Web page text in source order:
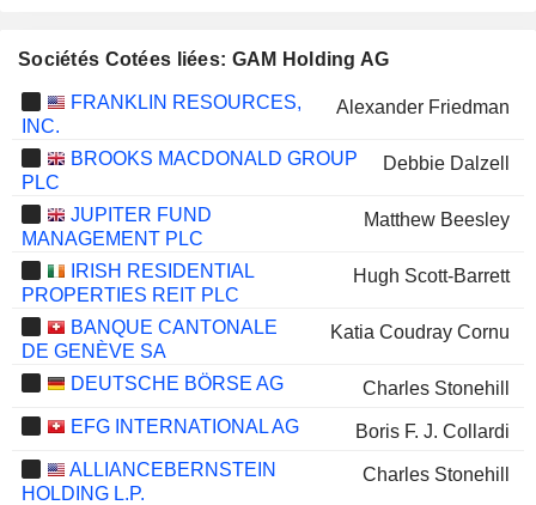
Sociétés Cotées liées: GAM Holding AG
FRANKLIN RESOURCES,
INC.
Alexander Friedman
BROOKS MACDONALD GROUP
PLC
Debbie Dalzell
JUPITER FUND
MANAGEMENT PLC
Matthew Beesley
IRISH RESIDENTIAL
PROPERTIES REIT PLC
Hugh Scott-Barrett
BANQUE CANTONALE
DE GENÈVE SA
Katia Coudray Cornu
DEUTSCHE BÖRSE AG
Charles Stonehill
EFG INTERNATIONAL AG
Boris F. J. Collardi
ALLIANCEBERNSTEIN
HOLDING L.P.
Charles Stonehill